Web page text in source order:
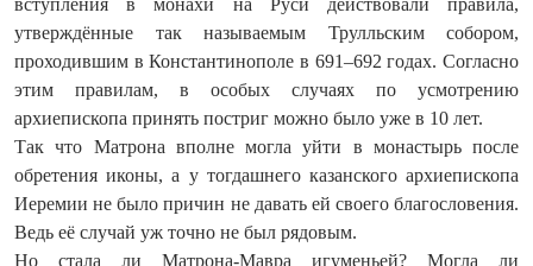
вступления в монахи на Руси действовали правила,
утверждённые так называемым Трулльским собором,
проходившим в Константинополе в 691–692 годах. Согласно
этим правилам, в особых случаях по усмотрению
архиепископа принять постриг можно было уже в 10 лет.
Так что Матрона вполне могла уйти в монастырь после
обретения иконы, а у тогдашнего казанского архиепископа
Иеремии не было причин не давать ей своего благословения.
Ведь её случай уж точно не был рядовым.
Но стала ли Матрона-Мавра игуменьей? Могла ли